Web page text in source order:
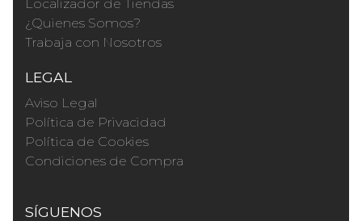
Localizador de Tiendas
¿Quienes Somos?
Trabaja con Nosotros
LEGAL
Aviso Legal
Política de Privacidad
Política de Cookies
Condiciones de Compra
SÍGUENOS